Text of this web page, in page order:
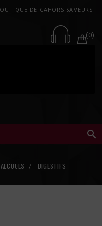
DE CAHORS SAVEURS
(0)

ALCOOLS DIGESTIFS